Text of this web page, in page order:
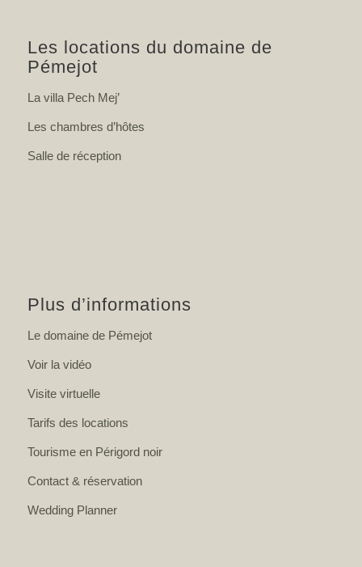
Les locations du domaine de
Pémejot
La villa Pech Mej’
Les chambres d’hôtes
Salle de réception
Plus d’informations
Le domaine de Pémejot
Voir la vidéo
Visite virtuelle
Tarifs des locations
Tourisme en Périgord noir
Contact & réservation
Wedding Planner